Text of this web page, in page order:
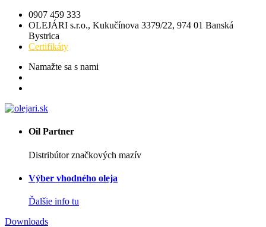
0907 459 333
OLEJÁRI s.r.o., Kukučínova 3379/22, 974 01 Banská
Bystrica
Certifikáty
Namažte sa s nami
Oil Partner
Distribútor značkových mazív
Výber vhodného oleja
Ďalšie info tu
Downloads